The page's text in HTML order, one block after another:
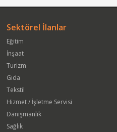
Sektörel İlanlar
Eğitim
İnşaat
Turizm
Gıda
Tekstil
Hizmet / İşletme Servisi
Danışmanlık
Sağlık